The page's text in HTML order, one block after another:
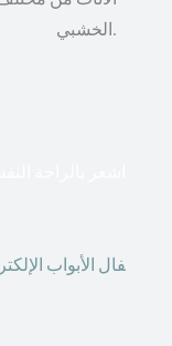
الخشبي.
فال الأبواب